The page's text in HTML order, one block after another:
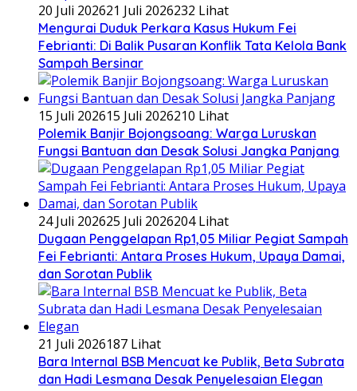
20 Juli 202621 Juli 2026232 Lihat
​Mengurai Duduk Perkara Kasus Hukum Fei
Febrianti: Di Balik Pusaran Konflik Tata Kelola Bank
Sampah Bersinar
15 Juli 202615 Juli 2026210 Lihat
Polemik Banjir Bojongsoang: Warga Luruskan
Fungsi Bantuan dan Desak Solusi Jangka Panjang
24 Juli 202625 Juli 2026204 Lihat
Dugaan Penggelapan Rp1,05 Miliar Pegiat Sampah
Fei Febrianti: Antara Proses Hukum, Upaya Damai,
dan Sorotan Publik
21 Juli 2026187 Lihat
Bara Internal BSB Mencuat ke Publik, Beta Subrata
dan Hadi Lesmana Desak Penyelesaian Elegan